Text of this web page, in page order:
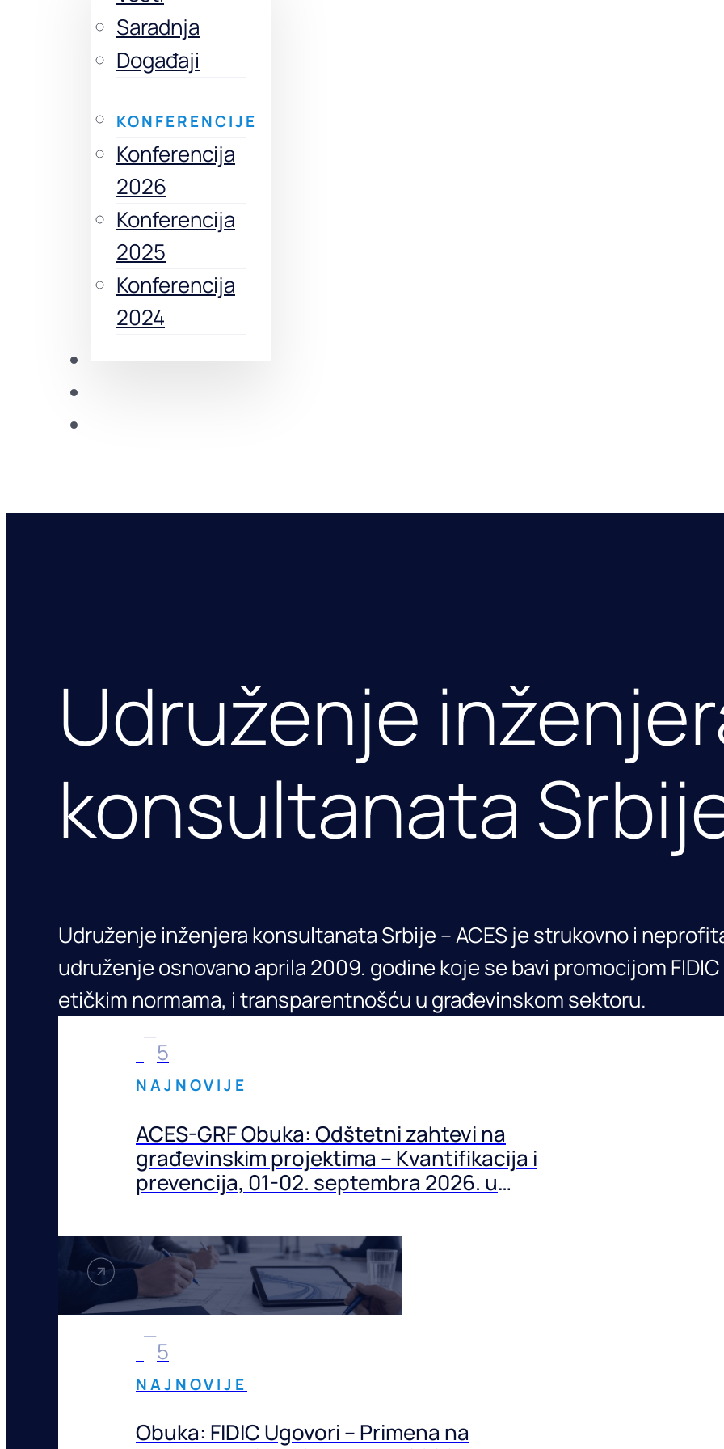
Saradnja
Događaji
KONFERENCIJE
Konferencija
2026
Konferencija
2025
Konferencija
2024
Udruženje
konsultanata
Udruženje inženjera konsultanata Srbije – ACES je strukovno i
udruženje osnovano aprila 2009. godine koje se bavi promocijom
etičkim normama, i transparentnošću u građevinskom sektoru.
5
NAJNOVIJE
ACES-GRF Obuka: Odštetni zahtevi na
građevinskim projektima – Kvantifikacija i
prevencija, 01-02. septembra 2026. u
5
NAJNOVIJE
Obuka: FIDIC Ugovori – Primena na